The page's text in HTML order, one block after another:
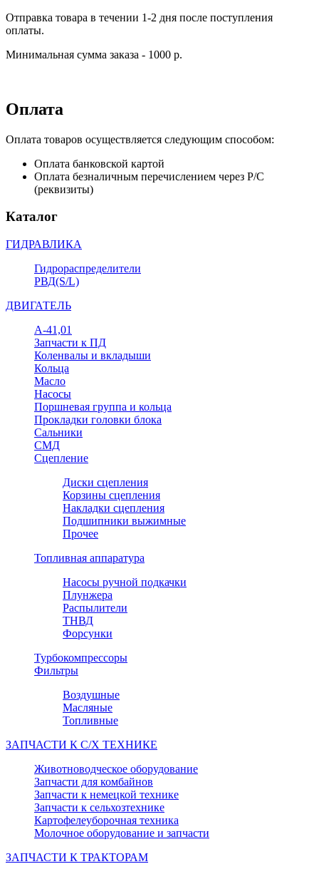
Отправка товара в течении 1-2 дня после поступления
оплаты.
Минимальная сумма заказа - 1000 р.
Оплата
Оплата товаров осуществляется следующим способом:
Оплата банковской картой
Оплата безналичным перечислением через Р/С
(реквизиты)
Каталог
ГИДРАВЛИКА
Гидрораспределители
РВД(S/L)
ДВИГАТЕЛЬ
А-41,01
Запчасти к ПД
Коленвалы и вкладыши
Кольца
Масло
Насосы
Поршневая группа и кольца
Прокладки головки блока
Сальники
СМД
Сцепление
Диски сцепления
Корзины сцепления
Накладки сцепления
Подшипники выжимные
Прочее
Топливная аппаратура
Насосы ручной подкачки
Плунжера
Распылители
ТНВД
Форсунки
Турбокомпрессоры
Фильтры
Воздушные
Масляные
Топливные
ЗАПЧАСТИ К С/Х ТЕХНИКЕ
Животноводческое оборудование
Запчасти для комбайнов
Запчасти к немецкой технике
Запчасти к сельхозтехнике
Картофелеуборочная техника
Молочное оборудование и запчасти
ЗАПЧАСТИ К ТРАКТОРАМ